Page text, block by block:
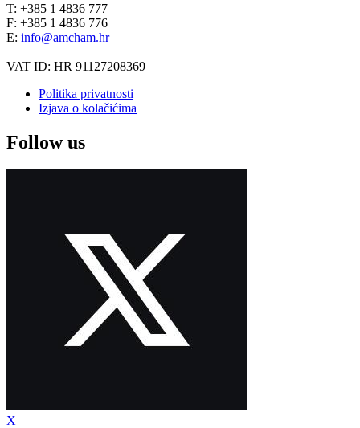
T: +385 1 4836 777
F: +385 1 4836 776
E: info@amcham.hr
VAT ID: HR 91127208369
Politika privatnosti
Izjava o kolačićima
Follow us
X